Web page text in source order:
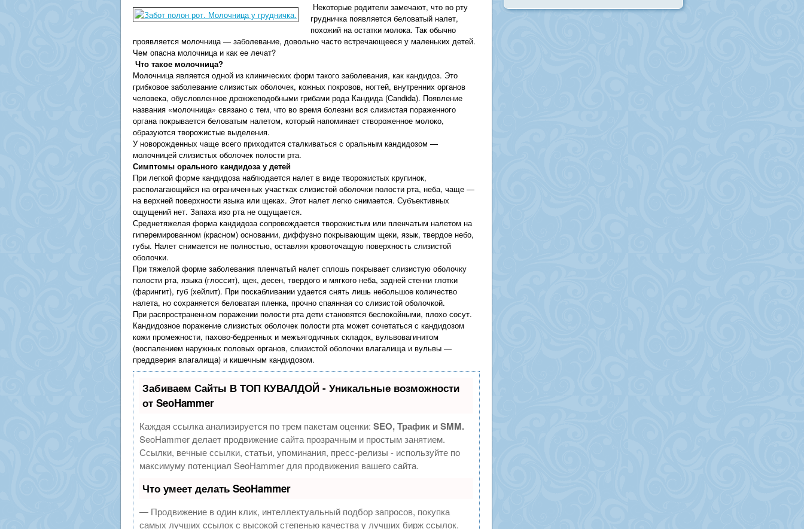
Некоторые родители замечают, что во рту
грудничка появляется беловатый налет,
похожий на остатки молока. Так обычно
проявляется молочница — заболевание, довольно часто встречающееся у маленьких детей.
Чем опасна молочница и как ее лечат?
Что такое молочница?
Молочница является одной из клинических форм такого заболевания, как кандидоз. Это
грибковое заболевание слизистых оболочек, кожных покровов, ногтей, внутренних органов
человека, обусловленное дрожжеподобными грибами рода Кандида (Candida). Появление
названия «молочница» связано с тем, что во время болезни вся слизистая пораженного
органа покрывается беловатым налетом, который напоминает створоженное молоко,
образуются творожистые выделения.
У новорожденных чаще всего приходится сталкиваться с оральным кандидозом —
молочницей слизистых оболочек полости рта.
Симптомы орального кандидоза у детей
При легкой форме кандидоза наблюдается налет в виде творожистых крупинок,
располагающийся на ограниченных участках слизистой оболочки полости рта, неба, чаще —
на верхней поверхности языка или щеках. Этот налет легко снимается. Субъективных
ощущений нет. Запаха изо рта не ощущается.
Среднетяжелая форма кандидоза сопровождается творожистым или пленчатым налетом на
гиперемированном (красном) основании, диффузно покрывающим щеки, язык, твердое небо,
губы. Налет снимается не полностью, оставляя кровоточащую поверхность слизистой
оболочки.
При тяжелой форме заболевания пленчатый налет сплошь покрывает слизистую оболочку
полости рта, языка (глоссит), щек, десен, твердого и мягкого неба, задней стенки глотки
(фарингит), губ (хейлит). При поскабливании удается снять лишь небольшое количество
налета, но сохраняется беловатая пленка, прочно спаянная со слизистой оболочкой.
При распространенном поражении полости рта дети становятся беспокойными, плохо сосут.
Кандидозное поражение слизистых оболочек полости рта может сочетаться с кандидозом
кожи промежности, пахово-бедренных и межъягодичных складок, вульвовагинитом
(воспалением наружных половых органов, слизистой оболочки влагалища и вульвы —
преддверия влагалища) и кишечным кандидозом.
Забиваем Сайты В ТОП КУВАЛДОЙ - Уникальные возможности
от SeoHammer
Каждая ссылка анализируется по трем пакетам оценки: SEO, Трафик и SMM.
SeoHammer делает продвижение сайта прозрачным и простым занятием.
Ссылки, вечные ссылки, статьи, упоминания, пресс-релизы - используйте по
максимуму потенциал SeoHammer для продвижения вашего сайта.
Что умеет делать SeoHammer
— Продвижение в один клик, интеллектуальный подбор запросов, покупка
самых лучших ссылок с высокой степенью качества у лучших бирж ссылок.